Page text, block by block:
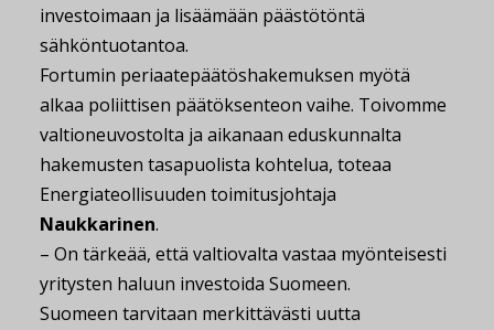
investoimaan ja lisäämään päästötöntä
sähköntuotantoa.
Fortumin periaatepäätöshakemuksen myötä
alkaa poliittisen päätöksenteon vaihe. Toivomme
valtioneuvostolta ja aikanaan eduskunnalta
hakemusten tasapuolista kohtelua, toteaa
Energiateollisuuden toimitusjohtaja
Naukkarinen.
– On tärkeää, että valtiovalta vastaa myönteisesti
yritysten haluun investoida Suomeen.
Suomeen tarvitaan merkittävästi uutta